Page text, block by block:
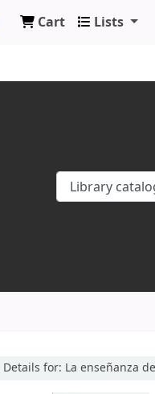
Cart Lists
Details for: La enseñanza